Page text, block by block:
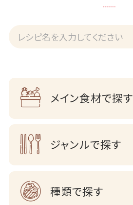
メイン食材で探す
ジャンルで探す
種類で探す